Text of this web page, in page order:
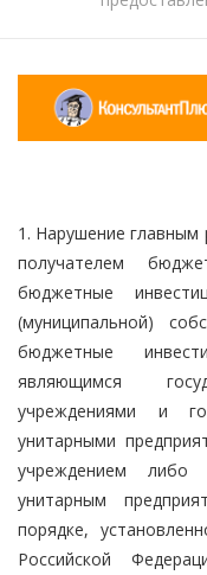
1. Нарушение
получателем
бюджетные
(муниципальной)
бюджетные
являющимся
учреждениями и
унитарными
учреждением либо
унитарным
порядке,
Российской